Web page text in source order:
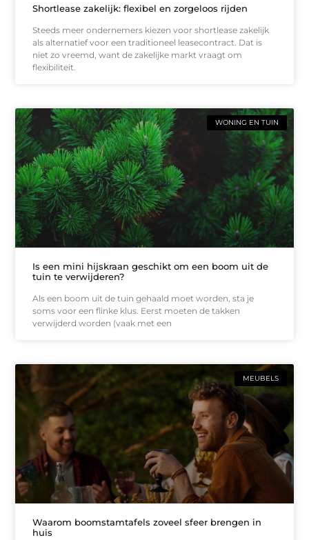
Shortlease zakelijk: flexibel en zorgeloos rijden
Steeds meer ondernemers kiezen voor shortlease zakelijk
als alternatief voor een traditioneel leasecontract. Dat is
niet zo vreemd, want de zakelijke markt vraagt om
flexibiliteit.
WONING EN TUIN
Is een mini hijskraan geschikt om een boom uit de
tuin te verwijderen?
Als een boom uit de tuin gehaald moet worden, sta je
soms voor een flinke klus. Eerst moeten de takken
verwijderd worden (vaak met een
MEUBELS
Waarom boomstamtafels zoveel sfeer brengen in
huis